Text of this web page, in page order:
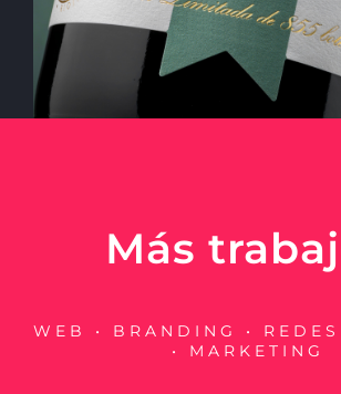
Más
WEB • BRANDING •
• MARKETING